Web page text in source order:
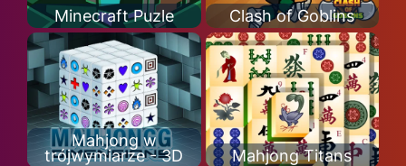
Minecraft Puzle Clash of Goblins
Mahjong w
trójwymiarze - 3D
Mahjong Titans